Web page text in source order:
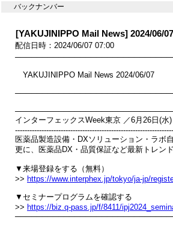
バックナンバー
[YAKUJINIPPO Mail News] 2024/06/07
配信日時：2024/06/07 07:00
YAKUJINIPPO Mail News 2024/06/07
インターフェックスWeek東京 ／6月26日(
医薬品製造設備・DXソリューション・ラボ
更に、医薬品DX・品質保証など最新トレン
▼来場登録をする（無料）
>> https://www.interphex.jp/tokyo/ja-jp/
▼セミナープログラムを確認する
>> https://biz.q-pass.jp/f/8411/